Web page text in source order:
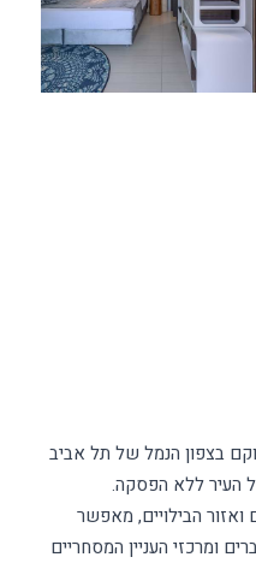
בצפון הנמל של תל אביב
ואזור הבילויים, מאפשר
ומרכזי העניין המסחריים